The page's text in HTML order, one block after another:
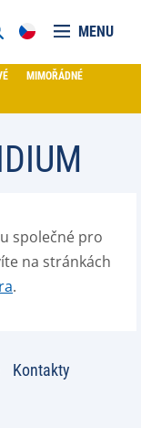
MENU
MIMOŘÁDNÉ
společné pro
na stránkách
.
Kontakty